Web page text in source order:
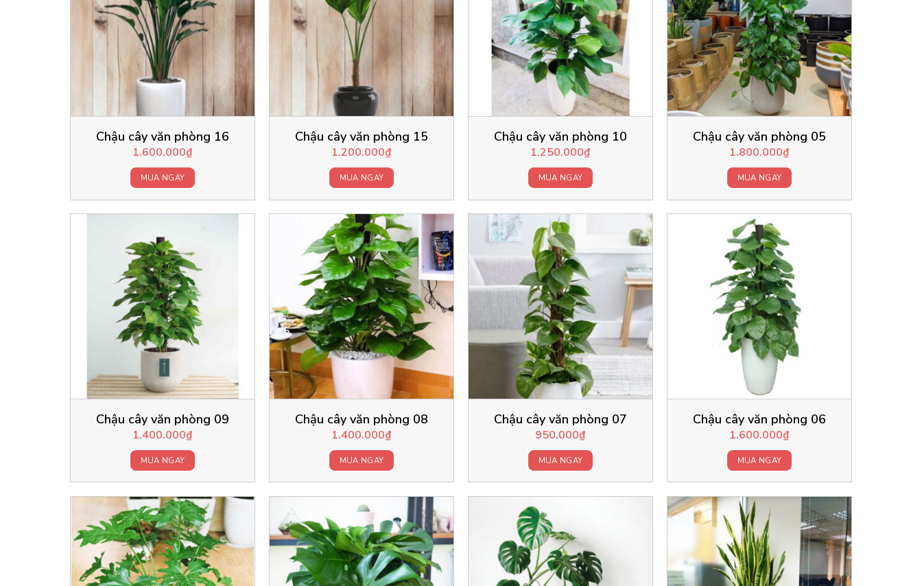
Chậu cây văn phòng 16
1.600.000₫
MUA NGAY
Chậu cây văn phòng 15
1.200.000₫
MUA NGAY
Chậu cây văn phòng 10
1.250.000₫
MUA NGAY
Chậu cây văn phòng 05
1.800.000₫
MUA NGAY
Chậu cây văn phòng 09
1.400.000₫
MUA NGAY
Chậu cây văn phòng 08
1.400.000₫
MUA NGAY
Chậu cây văn phòng 07
950.000₫
MUA NGAY
Chậu cây văn phòng 06
1.600.000₫
MUA NGAY